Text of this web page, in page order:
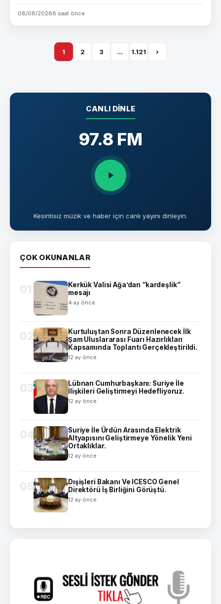
08/08/20266 saat önce
1 2 3 … 1.121 ›
CANLI DINLE
97.8 FM
Kesintisiz müzik ve haber için canlı yayını dinleyin.
ÇOK OKUNANLAR
01
Kerkük Valisi Ağa’dan “kardeşlik”
mesajı
4 ay önce
02
Kurtuluştan Sonra Düzenlenecek İlk
Şam Uluslararası Fuarı Hazırlıkları
Kapsamında Toplantı Gerçekleştirildi.
12 ay önce
03
Lübnan Cumhurbaşkanı: Suriye İle
İlişkileri Geliştirmeyi Hedefliyoruz.
12 ay önce
04
Suriye İle Ürdün Arasında Elektrik
Altyapısını Geliştirmeye Yönelik Yeni
Ortaklıklar.
12 ay önce
05
Dışişleri Bakanı Ve ICESCO Genel
Direktörü İş Birliğini Görüştü.
12 ay önce